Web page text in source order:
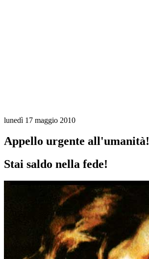
lunedì 17 maggio 2010
Appello urgente all'umanità!
Stai saldo nella fede!